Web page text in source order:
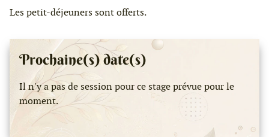
Les petit-déjeuners sont offerts.
Prochaine(s) date(s)
Il n'y a pas de session pour ce stage prévue pour le
moment.